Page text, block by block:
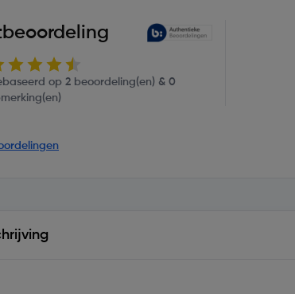
op 2 beoordeling(en) & 0